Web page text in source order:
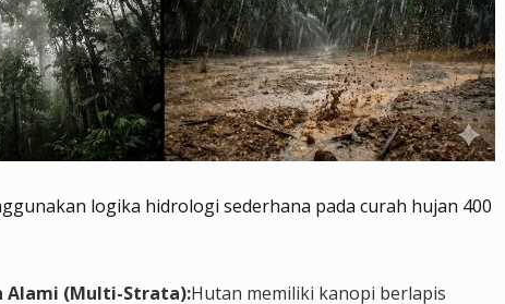
logika hidrologi sederhana pada curah hujan 400
Alami (Multi-Strata):Hutan memiliki kanopi berlapis